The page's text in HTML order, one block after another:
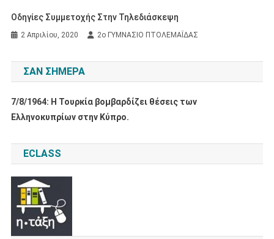
Οδηγίες Συμμετοχής Στην Τηλεδιάσκεψη
2 Απριλίου, 2020 2ο ΓΥΜΝΑΣΙΟ ΠΤΟΛΕΜΑΪΔΑΣ
ΣΑΝ ΣΉΜΕΡΑ
7/8/1964: Η Τουρκία βομβαρδίζει θέσεις των
Ελληνοκυπρίων στην Κύπρο.
ECLASS